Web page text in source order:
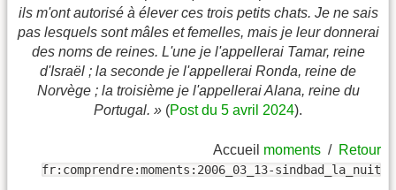
ils m'ont autorisé à élever ces trois petits chats. Je ne sais
pas lesquels sont mâles et femelles, mais je leur donnerai
des noms de reines. L'une je l'appellerai Tamar, reine
d'Israël ; la seconde je l'appellerai Ronda, reine de
Norvège ; la troisième je l'appellerai Alana, reine du
Portugal. » (Post du 5 avril 2024).
Accueil moments / Retour
fr:comprendre:moments:2006_03_13-sindbad_la_nuit